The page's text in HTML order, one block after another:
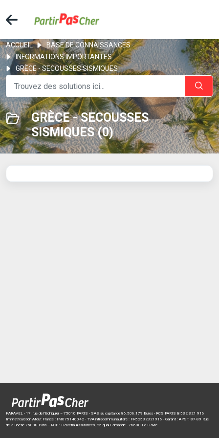
ACCUEIL
BASE DE CONNAISSANCES
INFORMATIONS IMPORTANTES
GRÈCE - SECOUSSES SISMIQUES
GRÈCE - SECOUSSES
SISMIQUES (0)
KARAVEL - 17, rue de l’Echiquier – 75010 PARIS - SAS au capital de 86.506.179 Euros - RCS PARIS B 532 321 916
Immatriculation Atout France : IM075140042 - TVA intracommunautaire : FR52532321916 - Garant : APST, 87-89 Rue
de la Boétie 75008 Paris – RCP : Helvetia Assurances, 25 quai Lamandé - 76600 Le Havre